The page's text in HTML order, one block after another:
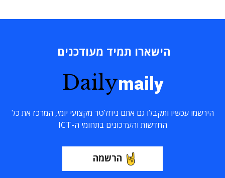
הישארו תמיד מעודכנים
Dailymaily
הירשמו עכשיו ותקבלו גם אתם ניוזלטר מקצועי יומי, המרכז את כל
החדשות והעדכונים בתחומי ה-ICT
הרשמה